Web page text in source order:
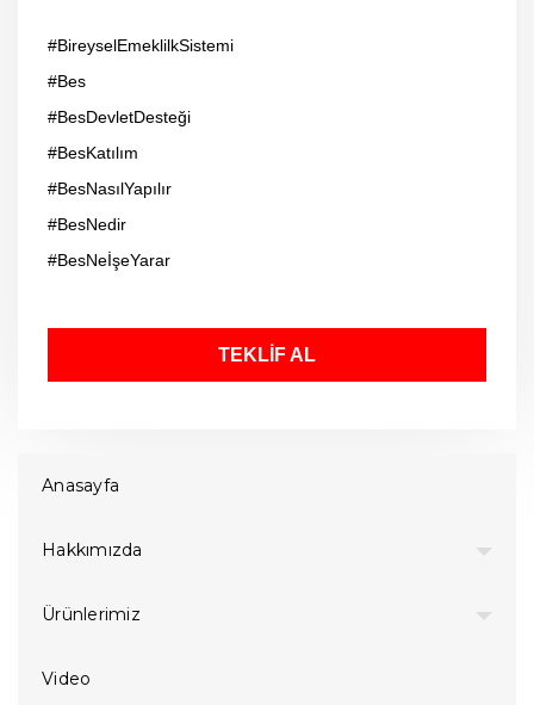
#BireyselEmeklilkSistemi
#Bes
#BesDevletDesteği
#BesKatılım
#BesNasılYapılır
#BesNedir
#BesNeİşeYarar
TEKLİF AL
Anasayfa
Hakkımızda
Ürünlerimiz
Video